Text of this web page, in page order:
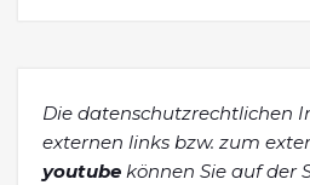
Die datenschutzrechtlichen
externen links bzw. zum
youtube können Sie auf der